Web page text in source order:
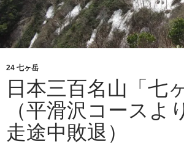
ス
ト
ン）
24 七ヶ岳
日本三百名山「七
（平滑沢コースよ
走途中敗退）